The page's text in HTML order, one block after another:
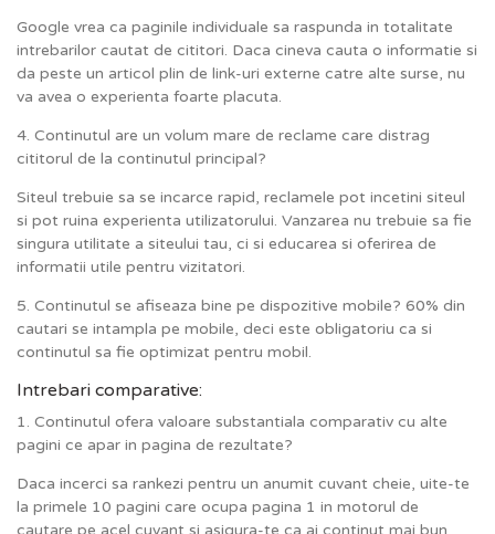
Google vrea ca paginile individuale sa raspunda in totalitate
intrebarilor cautat de cititori. Daca cineva cauta o informatie si
da peste un articol plin de link-uri externe catre alte surse, nu
va avea o experienta foarte placuta.
4. Continutul are un volum mare de reclame care distrag
cititorul de la continutul principal?
Siteul trebuie sa se incarce rapid, reclamele pot incetini siteul
si pot ruina experienta utilizatorului. Vanzarea nu trebuie sa fie
singura utilitate a siteului tau, ci si educarea si oferirea de
informatii utile pentru vizitatori.
5. Continutul se afiseaza bine pe dispozitive mobile? 60% din
cautari se intampla pe mobile, deci este obligatoriu ca si
continutul sa fie optimizat pentru mobil.
Intrebari comparative:
1. Continutul ofera valoare substantiala comparativ cu alte
pagini ce apar in pagina de rezultate?
Daca incerci sa rankezi pentru un anumit cuvant cheie, uite-te
la primele 10 pagini care ocupa pagina 1 in motorul de
cautare pe acel cuvant si asigura-te ca ai continut mai bun